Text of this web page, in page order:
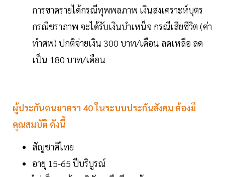
การขาดรายได้กรณีทุพพลภาพ เงินสงเคราะห์บุตร
กรณีชราภาพ จะได้รับเงินบำเหน็จ กรณีเสียชีวิต (ค่า
ทำศพ) ปกติจ่ายเงิน 300 บาท/เดือน ลดเหลือ ลด
เป็น 180 บาท/เดือน
ผู้ประกันตนมาตรา 40 ในระบบประกันสังคม ต้องมี
คุณสมบัติ ดังนี้
สัญชาติไทย
อายุ 15-65 ปีบริบูรณ์